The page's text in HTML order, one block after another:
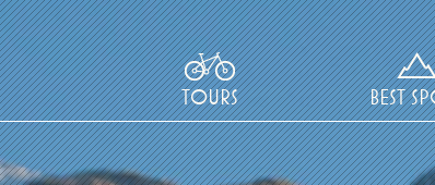
TOURS BEST